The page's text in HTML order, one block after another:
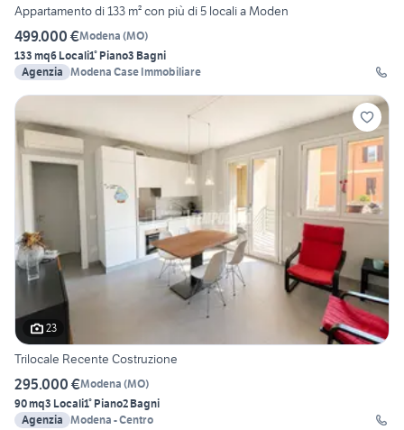
Appartamento di 133 m² con più di 5 locali a Moden
499.000 €Modena (MO)
133 mq6 Locali1° Piano3 Bagni
Agenzia Modena Case Immobiliare
23
Trilocale Recente Costruzione
295.000 €Modena (MO)
90 mq3 Locali1° Piano2 Bagni
Agenzia Modena - Centro